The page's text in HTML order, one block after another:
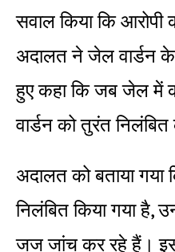
सवाल किया कि आरोपी
अदालत ने जेल वार्डन
हुए कहा कि जब जेल में
वार्डन को तुरंत
अदालत को बताया गया
निलंबित किया गया है,
जज जांच कर रहे हैं।